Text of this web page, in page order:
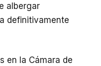
albergar
definitivamente
en la Cámara de